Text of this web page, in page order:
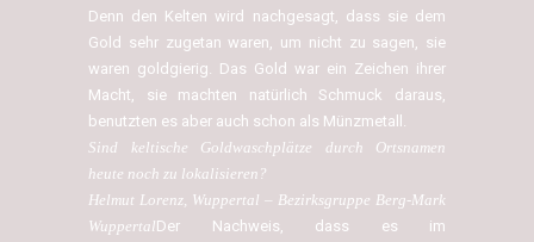
Denn den Kelten wird nachgesagt, dass sie dem
Gold sehr zugetan waren, um nicht zu sagen, sie
waren goldgierig. Das Gold war ein Zeichen ihrer
Macht, sie machten natürlich Schmuck daraus,
benutzten es aber auch schon als Münzmetall.
Sind keltische Goldwaschplätze durch Ortsnamen
heute noch zu lokalisieren?
Helmut Lorenz, Wuppertal – Bezirksgruppe Berg-Mark
WuppertalDer Nachweis, dass es im